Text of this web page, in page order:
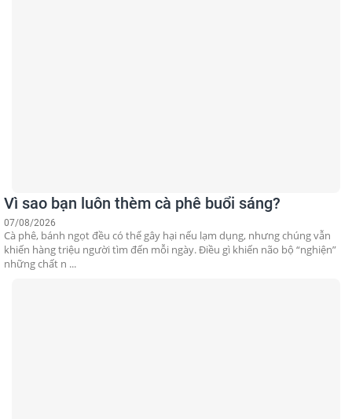
Vì sao bạn luôn thèm cà phê buổi sáng?
07/08/2026
Cà phê, bánh ngọt đều có thể gây hại nếu lạm dụng, nhưng chúng vẫn
khiến hàng triệu người tìm đến mỗi ngày. Điều gì khiến não bộ “nghiện”
những chất n ...